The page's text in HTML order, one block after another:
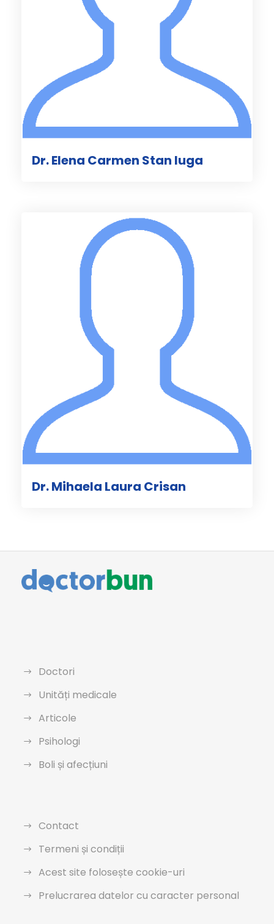
Dr. Elena Carmen Stan Iuga
Dr. Mihaela Laura Crisan
Doctori
Unități medicale
Articole
Psihologi
Boli și afecțiuni
Contact
Termeni și condiții
Acest site folosește cookie-uri
Prelucrarea datelor cu caracter personal